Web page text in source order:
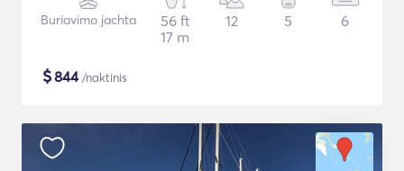
Buriavimo jachta
56 ft
17 m
12 5 6
$844/naktinis